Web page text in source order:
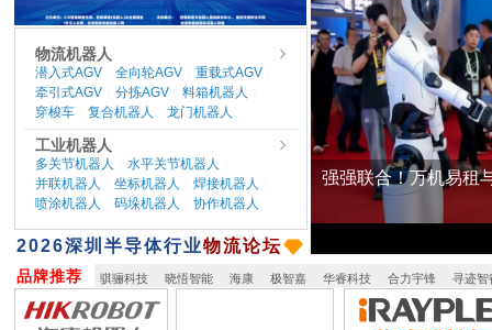
物流机器人
潜入式AGV 全向轮AGV 重载式AGV
牵引式AGV 分拣AGV 料箱机器人
穿梭车 复合机器人 龙门机器人
工业机器人
多关节机器人 水平关节机器人
并联机器人 坐标机器人 焊接机器人
喷涂机器人 码垛机器人 协作机器人
​2026深圳半导体行业物流论坛
骐骊科技 晓悟智能 海康 极智嘉 华睿科技 合力宇锋 寻迹智
品牌推荐